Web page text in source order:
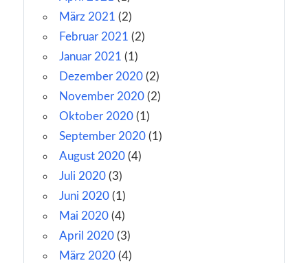
März 2021 (2)
Februar 2021 (2)
Januar 2021 (1)
Dezember 2020 (2)
November 2020 (2)
Oktober 2020 (1)
September 2020 (1)
August 2020 (4)
Juli 2020 (3)
Juni 2020 (1)
Mai 2020 (4)
April 2020 (3)
März 2020 (4)